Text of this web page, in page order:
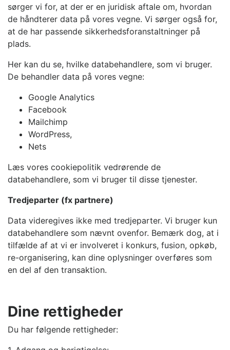
sørger vi for, at der er en juridisk aftale om, hvordan
de håndterer data på vores vegne. Vi sørger også for,
at de har passende sikkerhedsforanstaltninger på
plads.
Her kan du se, hvilke databehandlere, som vi bruger.
De behandler data på vores vegne:
Google Analytics
Facebook
Mailchimp
WordPress,
Nets
Læs vores cookiepolitik vedrørende de
databehandlere, som vi bruger til disse tjenester.
Tredjeparter (fx partnere)
Data videregives ikke med tredjeparter. Vi bruger kun
databehandlere som nævnt ovenfor. Bemærk dog, at i
tilfælde af at vi er involveret i konkurs, fusion, opkøb,
re-organisering, kan dine oplysninger overføres som
en del af den transaktion.
Dine rettigheder
Du har følgende rettigheder: